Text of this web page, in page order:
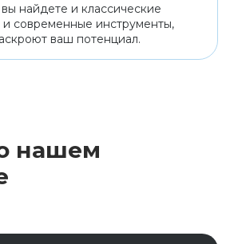
найдете и классические
современные инструменты,
ваш потенциал.
нашем